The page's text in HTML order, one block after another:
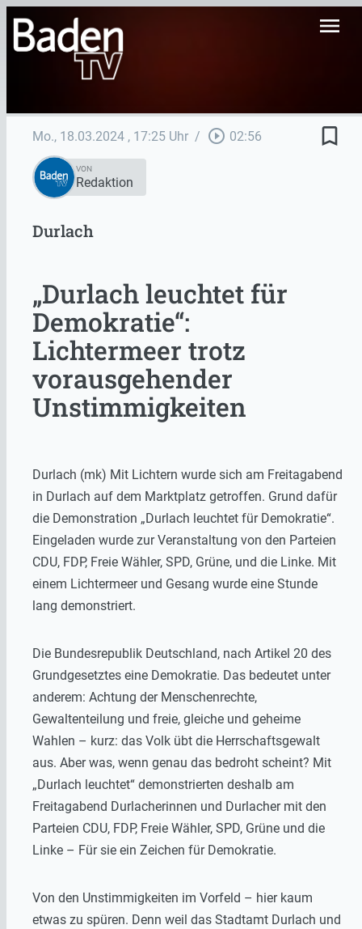
menu
Mo., 18.03.2024 , 17:25 Uhr / play_circle_outline 02:56 bookmark_border
VON
Redaktion
Durlach
„Durlach leuchtet für
Demokratie“:
Lichtermeer trotz
vorausgehender
Unstimmigkeiten
Durlach (mk) Mit Lichtern wurde sich am Freitagabend
in Durlach auf dem Marktplatz getroffen. Grund dafür
die Demonstration „Durlach leuchtet für Demokratie“.
Eingeladen wurde zur Veranstaltung von den Parteien
CDU, FDP, Freie Wähler, SPD, Grüne, und die Linke. Mit
einem Lichtermeer und Gesang wurde eine Stunde
lang demonstriert.
Die Bundesrepublik Deutschland, nach Artikel 20 des
Grundgesetztes eine Demokratie. Das bedeutet unter
anderem: Achtung der Menschenrechte,
Gewaltenteilung und freie, gleiche und geheime
Wahlen – kurz: das Volk übt die Herrschaftsgewalt
aus. Aber was, wenn genau das bedroht scheint? Mit
„Durlach leuchtet“ demonstrierten deshalb am
Freitagabend Durlacherinnen und Durlacher mit den
Parteien CDU, FDP, Freie Wähler, SPD, Grüne und die
Linke – Für sie ein Zeichen für Demokratie.
Von den Unstimmigkeiten im Vorfeld – hier kaum
etwas zu spüren. Denn weil das Stadtamt Durlach und